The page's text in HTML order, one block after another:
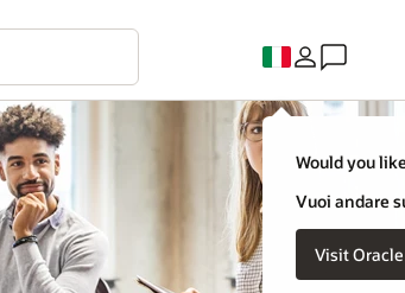
Would you
Vuoi andare